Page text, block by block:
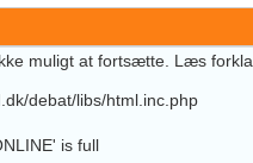
muligt at fortsætte. Læs
debat/libs/html.inc.php
is full